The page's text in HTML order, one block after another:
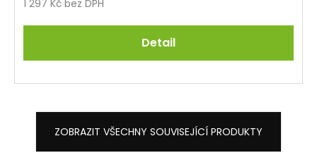
1 297 Kč bez DPH
Detail
ZOBRAZIT VŠECHNY SOUVISEJÍCÍ PRODUKTY